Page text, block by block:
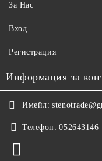
За Нас
Вход
Регистрация
Информация за
Имейл:
Телефон: 052643146